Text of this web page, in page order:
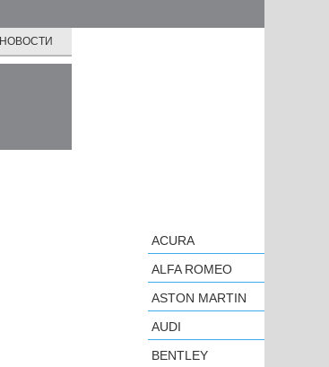
НОВОСТИ
ACURA
ALFA ROMEO
ASTON MARTIN
AUDI
BENTLEY